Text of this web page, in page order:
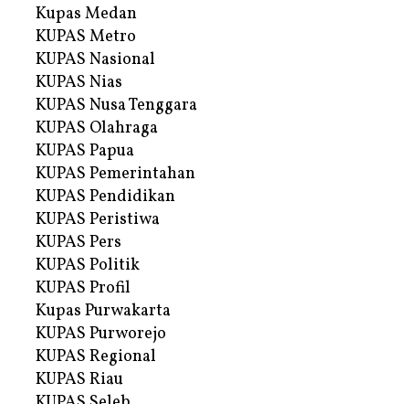
Kupas Medan
KUPAS Metro
KUPAS Nasional
KUPAS Nias
KUPAS Nusa Tenggara
KUPAS Olahraga
KUPAS Papua
KUPAS Pemerintahan
KUPAS Pendidikan
KUPAS Peristiwa
KUPAS Pers
KUPAS Politik
KUPAS Profil
Kupas Purwakarta
KUPAS Purworejo
KUPAS Regional
KUPAS Riau